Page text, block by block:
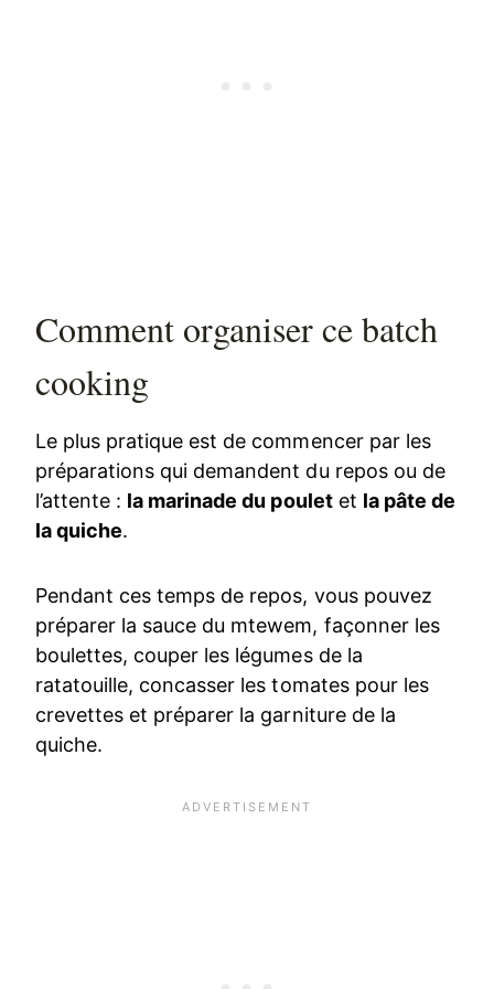
Comment organiser ce batch
cooking
Le plus pratique est de commencer par les
préparations qui demandent du repos ou de
l’attente : la marinade du pouletet la pâte de
la quiche.
Pendant ces temps de repos, vous pouvez
préparer la sauce du mtewem, façonner les
boulettes, couper les légumes de la
ratatouille, concasser les tomates pour les
crevettes et préparer la garniture de la
quiche.